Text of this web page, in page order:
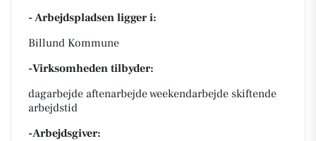
- Arbejdspladsen ligger i:
Billund Kommune
-Virksomheden tilbyder:
dagarbejde aftenarbejde weekendarbejde skiftende
arbejdstid
-Arbejdsgiver: